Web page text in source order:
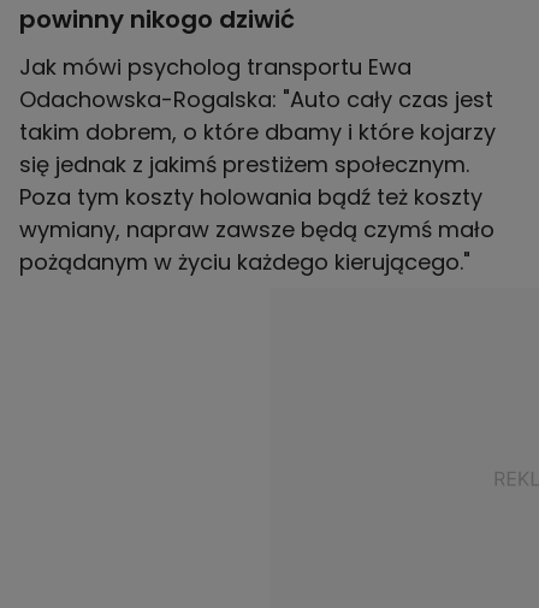
powinny nikogo dziwić
Jak mówi psycholog transportu Ewa
Odachowska-Rogalska: "Auto cały czas jest
takim dobrem, o które dbamy i które kojarzy
się jednak z jakimś prestiżem społecznym.
Poza tym koszty holowania bądź też koszty
wymiany, napraw zawsze będą czymś mało
pożądanym w życiu każdego kierującego."